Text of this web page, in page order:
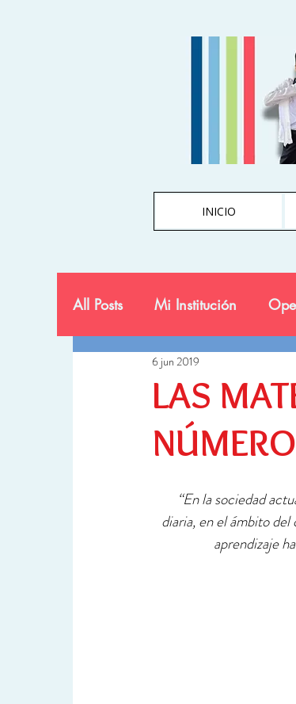
INICIO
All Posts Mi Institución
Ciencia y Tecnología
LAS
6 jun 2019
“En la sociedad
diaria, en el ámbito del
aprendizaje